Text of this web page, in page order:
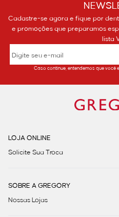
Cadastre-se agora e fique por
e promoções que preparamos
lista
Caso continue, entendemos que
LOJA ONLINE
Solicite Sua Troca
SOBRE A GREGORY
Nossas Lojas